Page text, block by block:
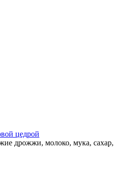
цедрой
дрожжи, молоко, мука, сахар,